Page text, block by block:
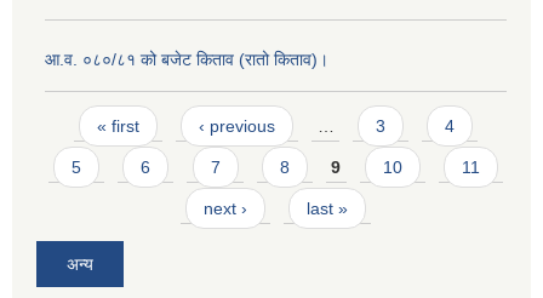
आ.व. ०८०/८१ को बजेट किताव (रातो किताव)।
Pages
« first ‹ previous 3 4
5 6 7 8 9 10 11
next › last »
अन्य